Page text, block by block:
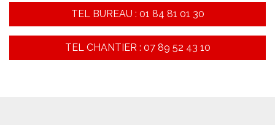
TEL BUREAU : 01 84 81 01 30
TEL CHANTIER : 07 89 52 43 10